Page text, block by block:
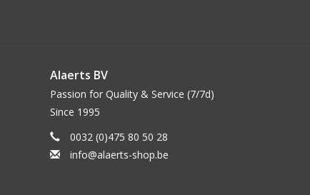
Alaerts BV
Passion for Quality & Service (7/7d)
Since 1995
0032 (0)475 80 50 28
info@alaerts-shop.be